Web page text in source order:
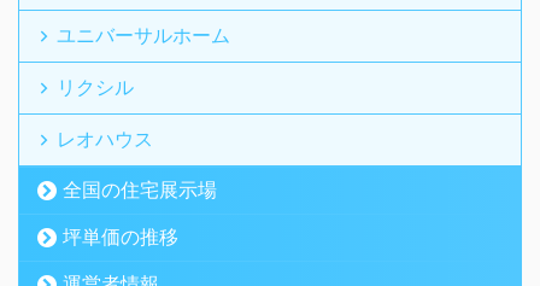
ユニバーサルホーム
リクシル
レオハウス
全国の住宅展示場
坪単価の推移